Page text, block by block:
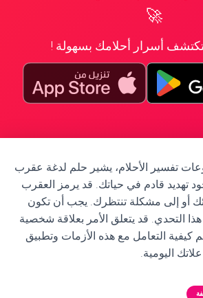
🚀
أسرار أحلامك بسهولة !
تفسير الأحلام، يشير حلم لدغة عقرب
تهديد قادم في حياتك. قد يرمز العقرب
أو إلى مشكلة تنتظرك. يجب أن تكون
التحدي. قد يتعلق الأمر بعلاقة شخصية
كيفية التعامل مع هذه الأزمات وتطبيق
اليومية.